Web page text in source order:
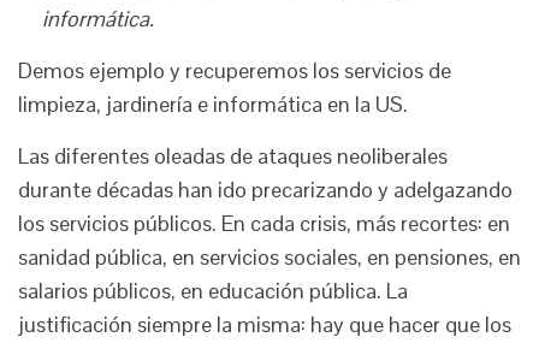
informática.
Demos ejemplo y recuperemos los servicios de
limpieza, jardinería e informática en la US.
Las diferentes oleadas de ataques neoliberales
durante décadas han ido precarizando y adelgazando
los servicios públicos. En cada crisis, más recortes: en
sanidad pública, en servicios sociales, en pensiones, en
salarios públicos, en educación pública. La
justificación siempre la misma: hay que hacer que los